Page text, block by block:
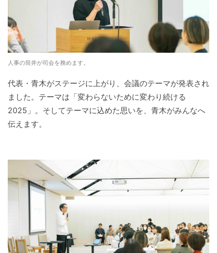
人事の筒井が司会を務めます。
代表・青木がステージに上がり、会議のテーマが発表され
ました。テーマは「変わらないために変わり続ける
2025」。そしてテーマに込めた思いを、青木がみんなへ
伝えます。